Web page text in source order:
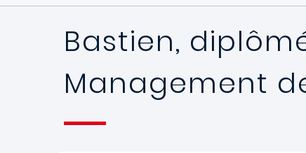
Bastien,
Management